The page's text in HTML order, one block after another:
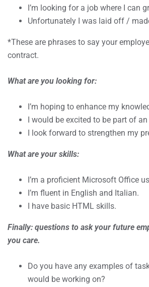
I’m looking for a job where I can
Unfortunately I was laid off /
*These are phrases to say your
contract.
What are you looking for:
I’m hoping to enhance my
I would be excited to be part of
I look forward to strengthen my
What are your skills:
I’m a proficient Microsoft Office
I’m fluent in English and Italian.
I have basic HTML skills.
Finally: questions to ask your future
you care.
Do you have any examples of
would be working on?